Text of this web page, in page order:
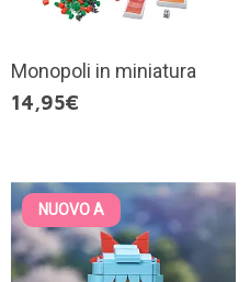
Monopoli in miniatura
14,95€
NUOVO A